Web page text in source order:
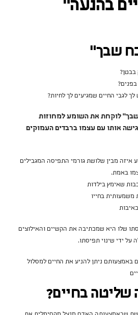
בהנעה"
שבך"
בבטן?
לגבי החיים שמגיעים לך לחיות?
לוקחת את השומע למחוזות
אותו עם עצמו ברבדים העמוקים
מבין שלושת גורמי התפיסה המגבילים
באמת.
שאימץ בילדות
בחייו
שלו היא שמכתיבה את הקשיים והאילוצים
על ידי שינוי תפיסתו.
באמצעותם ניתן להניע את החיים למסלול
שליטה בחיים?